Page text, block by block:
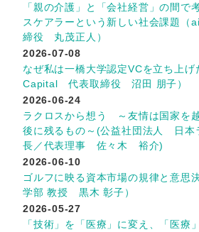
「親の介護」と「会社経営」の間
スケアラーという新しい社会課題（
締役 丸茂正人）
2026-07-08
なぜ私は一橋大学認定VCを立ち上げ
Capital 代表取締役 沼田 朋子）
2026-06-24
ラクロスから想う ～友情は国家を
後に残るもの～(公益社団法人 日
長／代表理事 佐々木 裕介)
2026-06-10
ゴルフに映る資本市場の規律と意思
学部 教授 黒木 彰子）
2026-05-27
「技術」を「医療」に変え、「医療